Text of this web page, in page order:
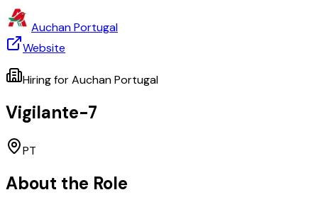
Auchan Portugal
Website
Hiring forAuchan Portugal
Vigilante-7
PT
About the Role